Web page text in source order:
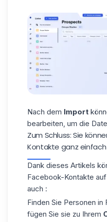
Nach dem Import
bearbeiten, um die
Zum Schluss: Sie
Kontakte ganz
Dank dieses Artikels
Facebook-Kontakte
auch :
Finden Sie Personen
fügen Sie sie zu Ihrem